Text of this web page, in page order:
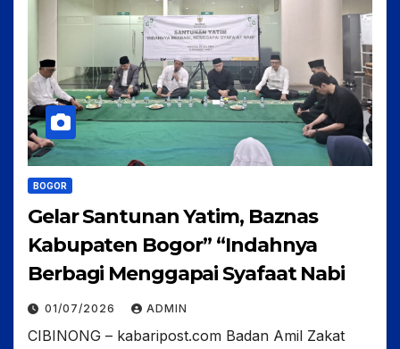
BOGOR
Gelar Santunan Yatim, Baznas
Kabupaten Bogor” “Indahnya
Berbagi Menggapai Syafaat Nabi
01/07/2026 ADMIN
CIBINONG – kabaripost.com Badan Amil Zakat